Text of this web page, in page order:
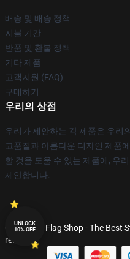
배송 및 배송 정책
지불 기간
반품 및 환불 정책
기타 제품
고객지원 (FAQ)
구매하기
우리의 상점
우리가 제안하는 각 제품은 우리
고품질과 아름다운 디자인 제품
할 것을 도울 수 있는 제품에, 우
제안합니다.
© Asexual Flag Shop - The
reserved
UNLOCK
10% OFF